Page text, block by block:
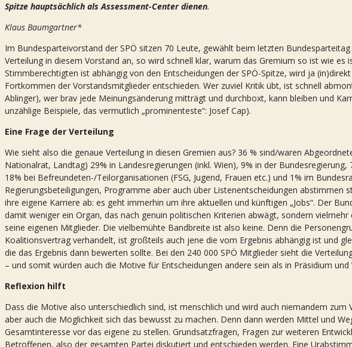
Spitze hauptsächlich alsAssessment-Center dienen.
Klaus Baumgartner*
Im Bundesparteivorstand der SPÖ sitzen 70 Leute, gewählt beim letzten
Verteilung in diesem Vorstand an, so wird schnell klar, warum das Gremium so ist wie es
Stimmberechtigten ist abhängig von den Entscheidungen der SPÖ-Spitze, wird ja
Fortkommen der Vorstandsmitglieder entschieden. Wer zuviel Kritik übt, ist schnell
Ablinger), wer brav jede Meinungsänderung mitträgt und durchboxt, kann bleiben und
unzählige Beispiele, das vermutlich „prominenteste“: Josef Cap).
Eine Frage der Verteilung
Wie sieht also die genaue Verteilung in diesen Gremien aus? 36 % sind/waren
Nationalrat, Landtag) 29% in Landesregierungen (inkl. Wien), 9% in der Bundesregierung,
18% bei Befreundeten-/Teilorganisationen (FSG, Jugend, Frauen etc.) und 1% im
Regierungsbeteiligungen, Programme aber auch über Listenentscheidungen abstimmen
ihre eigene Karriere ab: es geht immerhin um ihre aktuellen und künftigen „Jobs“. Der
damit weniger ein Organ, das nach genuin politischen Kriterien abwägt, sondern
seine eigenen Mitglieder. Die vielbemühte Bandbreite ist also keine. Denn die
Koalitionsvertrag verhandelt, ist großteils auch jene die vom Ergebnis abhängig ist und
die das Ergebnis dann bewerten sollte. Bei den 240 000 SPÖ Mitglieder sieht die
– und somit würden auch die Motive für Entscheidungen andere sein als in Präsidium und
Reflexion hilft
Dass die Motive also unterschiedlich sind, ist menschlich und wird auch niemandem zum
aber auch die Möglichkeit sich das bewusst zu machen. Denn dann werden Mittel und
Gesamtinteresse vor das eigene zu stellen. Grundsatzfragen, Fragen zur weiteren
Betroffenen, also der gesamten Partei diskutiert und entschieden werden. Eine